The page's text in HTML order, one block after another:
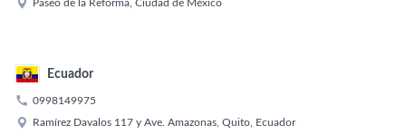
 Paseo de la Reforma, Ciudad de México
Ecuador
 0998149975
 Ramírez Davalos 117 y Ave. Amazonas, Quito, Ecuador